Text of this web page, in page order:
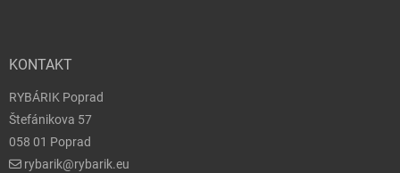
KONTAKT
RYBÁRIK Poprad
Štefánikova 57
058 01 Poprad
rybarik@rybarik.eu